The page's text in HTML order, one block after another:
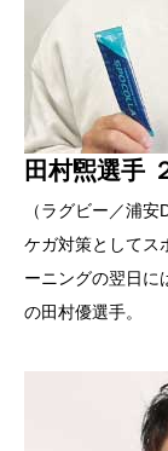
田村煕選手
（ラグビー／浦安
ケガ対策としてス
ーニングの翌日に
の田村優選手。